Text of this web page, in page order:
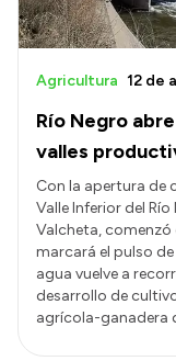
Río Negro
valles
Agricultura 12 de
Con la apertura de
Valle Inferior del Río
Valcheta,
marcará el pulso
agua vuelve a
desarrollo de
agrícola-ganadera